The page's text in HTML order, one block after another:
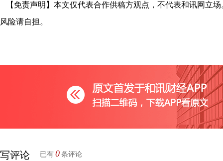
【免责声明】本文仅代表合作供稿方观点，不代表和讯网立
风险请自担。
写评论 已有 0 条评论